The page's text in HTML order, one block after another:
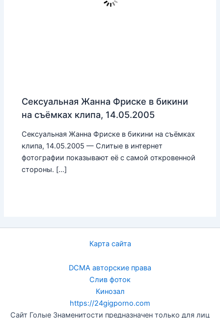
Сексуальная Жанна Фриске в бикини
на съёмках клипа, 14.05.2005
Сексуальная Жанна Фриске в бикини на съёмках
клипа, 14.05.2005 — Слитые в интернет
фотографии показывают её с самой откровенной
стороны. […]
Карта сайта
DCMA авторские права
Слив фоток
Кинозал
https://24gigporno.com
Сайт Голые Знаменитости предназначен только для лиц